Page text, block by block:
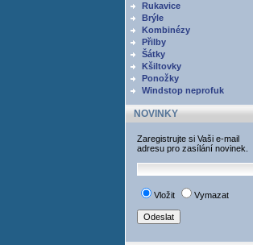
Rukavice
Brýle
Kombinézy
Přilby
Šátky
Kšiltovky
Ponožky
Windstop neprofuk
NOVINKY
Zaregistrujte si Vaši e-mail
adresu pro zasílání novinek.
Vložit Vymazat